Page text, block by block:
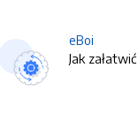
eBoi
Jak